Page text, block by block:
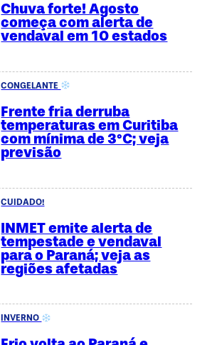
Chuva forte! Agosto
começa com alerta de
vendaval em 10 estados
CONGELANTE
Frente fria derruba
temperaturas em Curitiba
com mínima de 3°C; veja
previsão
CUIDADO!
INMET emite alerta de
tempestade e vendaval
para o Paraná; veja as
regiões afetadas
INVERNO